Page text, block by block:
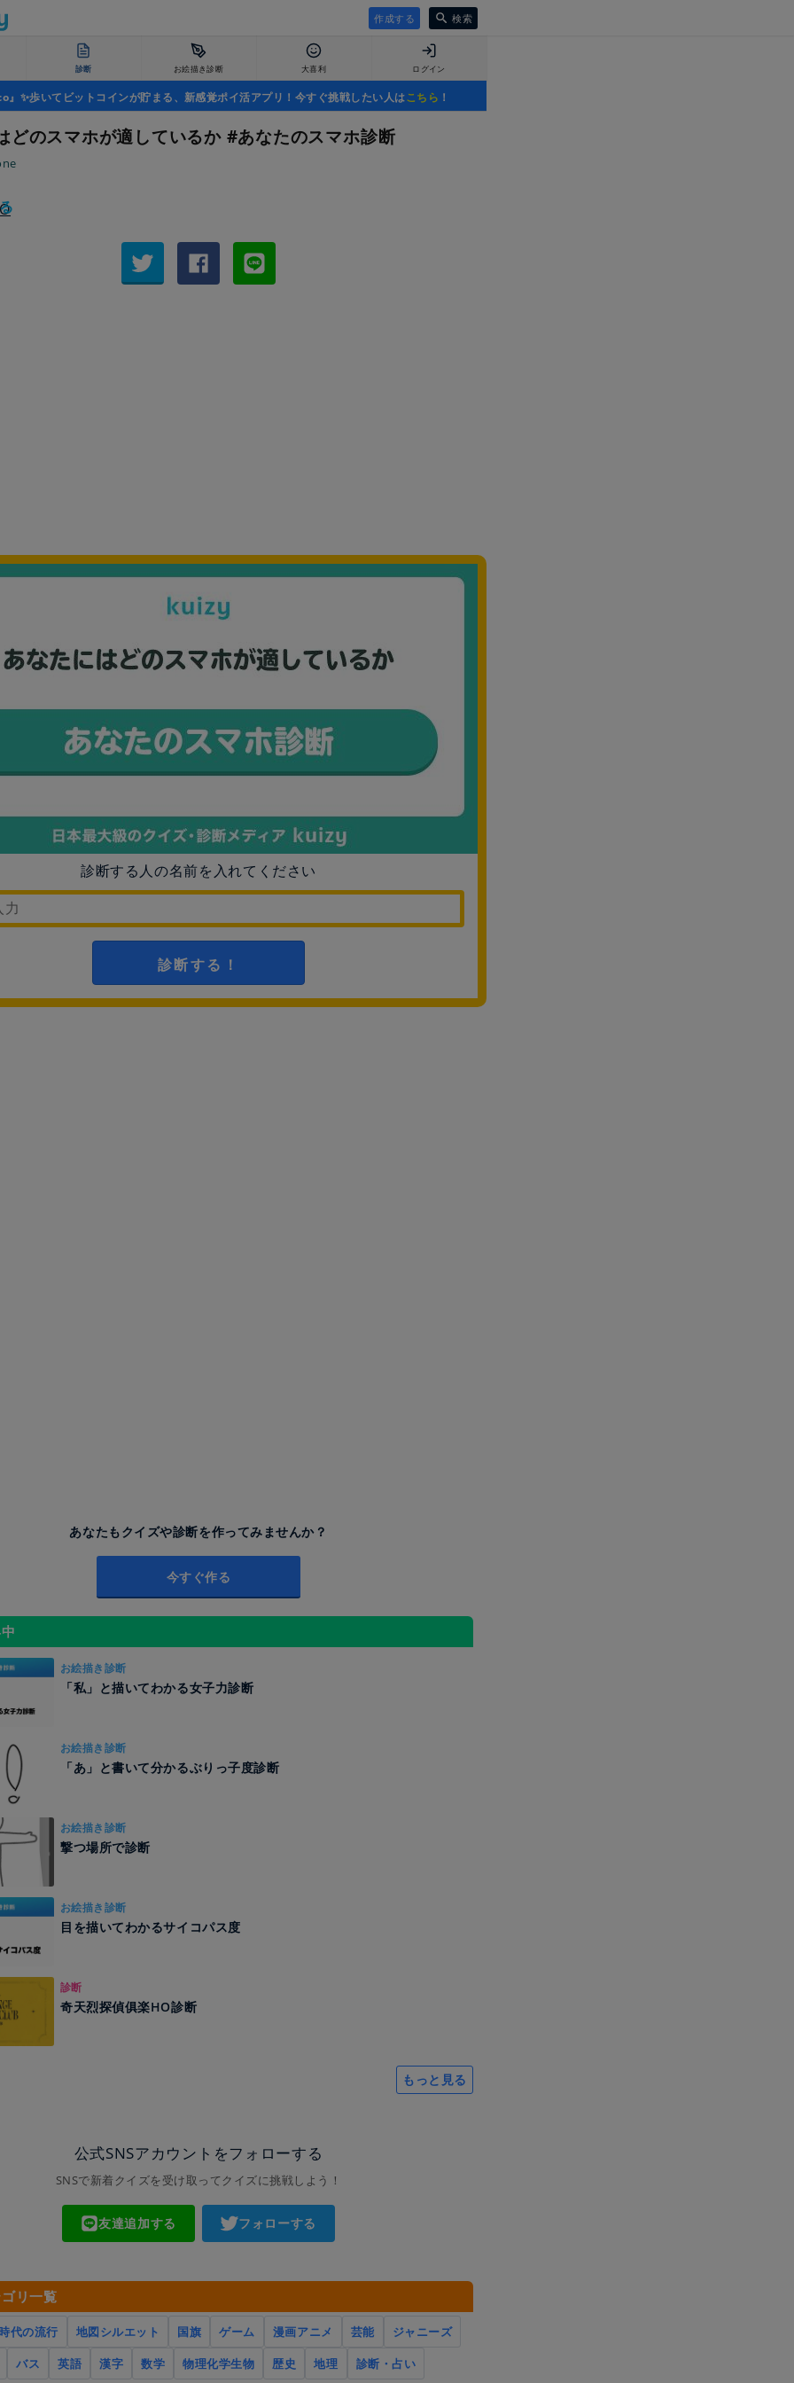
作成する 検索
診断 お絵描き診断 大喜利 ログイン
』✨歩いてビットコインが貯まる、新感覚ポイ活アプリ！今すぐ挑戦したい人はこちら ！
どのスマホが適しているか #あなたのスマホ診断
診断する人の名前を入れてください
診断する！
あなたもクイズや診断を作ってみませんか？
今すぐ作る
お絵描き診断
「私」と描いてわかる女子力診断
お絵描き診断
「あ」と書いて分かるぶりっ子度診断
お絵描き診断
撃つ場所で診断
お絵描き診断
目を描いてわかるサイコパス度
診断
奇天烈探偵俱楽HO診断
もっと見る
公式SNSアカウントをフォローする
SNSで新着クイズを受け取ってクイズに挑戦しよう！
友達追加する フォローする
リ一覧
代の流行 地図シルエット 国旗 ゲーム 漫画アニメ 芸能
ジャニーズ
バス
英語 漢字 数学 物理化学生物 歴史 地理 診断・占い